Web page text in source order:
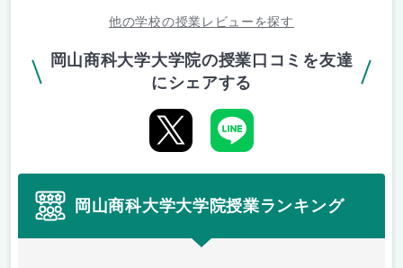
他の学校の授業レビューを探す
岡山商科大学大学院の授業口コミを友達
にシェアする
岡山商科大学大学院授業ランキング